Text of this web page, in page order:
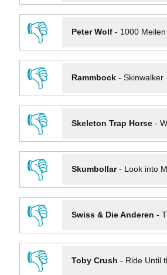
👎
Peter Wolf- 1000
👎
Rammbock- Skinwalker
👎
Skeleton Trap Horse-
👎
Skumbollar- Look into
👎
Swiss & Die Anderen -
👎
Toby Crush - Ride Until